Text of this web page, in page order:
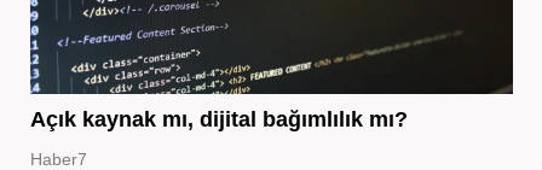
Açık kaynak mı, dijital bağımlılık mı?
Haber7